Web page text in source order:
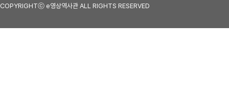
COPYRIGHTⓒ e영상역사관 ALL RIGHTS RESERVED